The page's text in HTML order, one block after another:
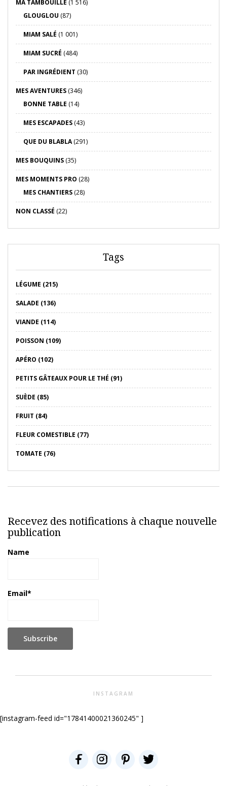
MA TAMBOUILLE (1 516)
GLOUGLOU (87)
MIAM SALÉ (1 001)
MIAM SUCRÉ (484)
PAR INGRÉDIENT (30)
MES AVENTURES (346)
BONNE TABLE (14)
MES ESCAPADES (43)
QUE DU BLABLA(291)
MES BOUQUINS (35)
MES MOMENTS PRO (28)
MES CHANTIERS (28)
NON CLASSÉ (22)
Tags
LÉGUME (215)
SALADE (136)
VIANDE (114)
POISSON (109)
APÉRO (102)
PETITS GÂTEAUX POUR LE THÉ (91)
SUÈDE (85)
FRUIT (84)
FLEUR COMESTIBLE (77)
TOMATE (76)
Recevez des notifications à chaque nouvelle
publication
Name
Email*
INSTAGRAM
[instagram-feed id="17841400021360245" ]